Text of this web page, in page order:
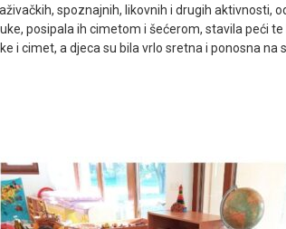
spoznajnih, likovnih i drugih aktivnosti,
posipala ih cimetom i šećerom, stavila peći
i cimet, a djeca su bila vrlo sretna i ponosna na